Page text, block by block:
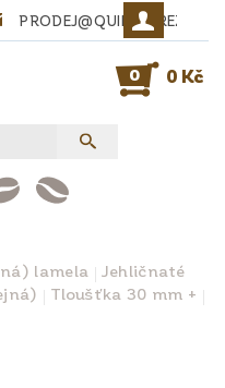
PRODEJ@QUINTA-
0 0 Kč
lamela
Jehličnaté
Tloušťka 30 mm +